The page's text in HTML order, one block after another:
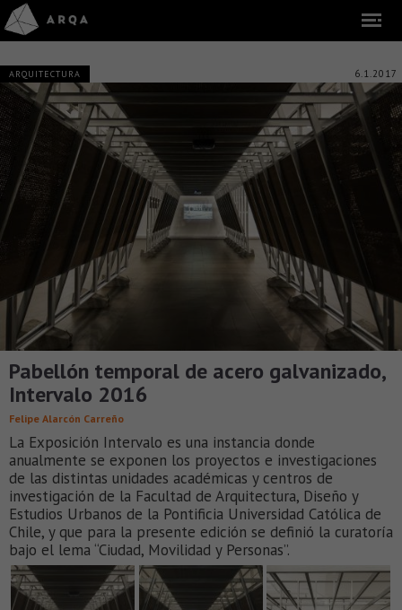
ARQUITECTURA 6.1.2017
Pabellón temporal de acero galvanizado,
Intervalo 2016
Felipe Alarcón Carreño
La Exposición Intervalo es una instancia donde
anualmente se exponen los proyectos e investigaciones
de las distintas unidades académicas y centros de
investigación de la Facultad de Arquitectura, Diseño y
Estudios Urbanos de la Pontificia Universidad Católica de
Chile, y que para la presente edición se definió la curatoría
bajo el lema “Ciudad, Movilidad y Personas”.